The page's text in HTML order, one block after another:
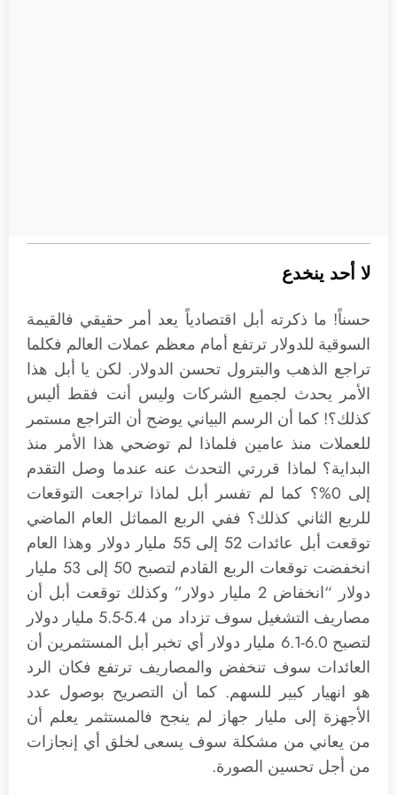
لا أحد ينخدع
حسناً! ما ذكرته أبل اقتصادياً يعد أمر حقيقي فالقيمة
السوقية للدولار ترتفع أمام معظم عملات العالم فكلما
تراجع الذهب والبترول تحسن الدولار. لكن يا أبل هذا
الأمر يحدث لجميع الشركات وليس أنت فقط أليس
كذلك؟! كما أن الرسم البياني يوضح أن التراجع مستمر
للعملات منذ عامين فلماذا لم توضحي هذا الأمر منذ
البداية؟ لماذا قررتي التحدث عنه عندما وصل التقدم
إلى 0%؟ كما لم تفسر أبل لماذا تراجعت التوقعات
للربع الثاني كذلك؟ ففي الربع المماثل العام الماضي
توقعت أبل عائدات 52 إلى 55 مليار دولار وهذا العام
انخفضت توقعات الربع القادم لتصبح 50 إلى 53 مليار
دولار “انخفاض 2 مليار دولار” وكذلك توقعت أبل أن
مصاريف التشغيل سوف تزداد من 5.4-5.5 مليار دولار
لتصبح 6.0-6.1 مليار دولار أي تخبر أبل المستثمرين أن
العائدات سوف تنخفض والمصاريف ترتفع فكان الرد
هو انهيار كبير للسهم. كما أن التصريح بوصول عدد
الأجهزة إلى مليار جهاز لم ينجح فالمستثمر يعلم أن
من يعاني من مشكلة سوف يسعى لخلق أي إنجازات
من أجل تحسين الصورة.